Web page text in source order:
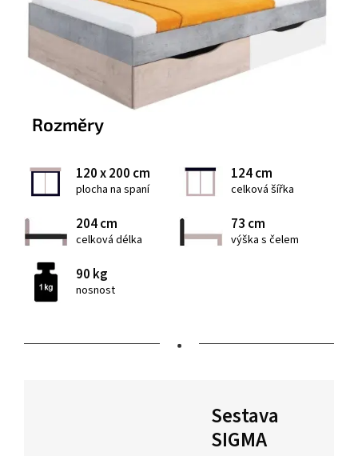
Rozměry
120 x 200 cm
plocha na spaní
124 cm
celková šířka
204 cm
celková délka
73 cm
výška s čelem
90 kg
nosnost
•
Sestava
SIGMA